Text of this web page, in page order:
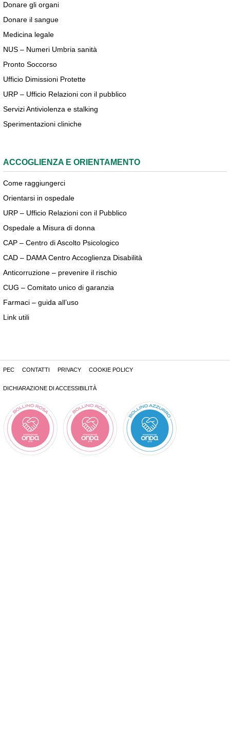
Donare gli organi
Donare il sangue
Medicina legale
NUS – Numeri Umbria sanità
Pronto Soccorso
Ufficio Dimissioni Protette
URP – Ufficio Relazioni con il pubblico
Servizi Antiviolenza e stalking
Sperimentazioni cliniche
ACCOGLIENZA E ORIENTAMENTO
Come raggiungerci
Orientarsi in ospedale
URP – Ufficio Relazioni con il Pubblico
Ospedale a Misura di donna
CAP – Centro di Ascolto Psicologico
CAD – DAMA Centro Accoglienza Disabilità
Anticorruzione – prevenire il rischio
CUG – Comitato unico di garanzia
Farmaci – guida all’uso
Link utili
PEC CONTATTI PRIVACY COOKIE POLICY
DICHIARAZIONE DI ACCESSIBILITÀ